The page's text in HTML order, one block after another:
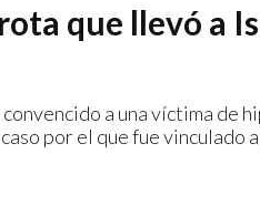
que llevó a
a una víctima de
por el que fue vinculado